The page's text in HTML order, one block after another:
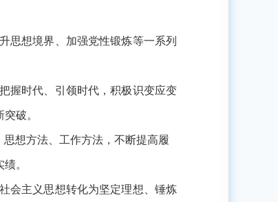
思想境界、加强党性锻炼等一系列
握时代、引领时代，积极识变应变
破。
想方法、工作方法，不断提高履
。
会主义思想转化为坚定理想、锤炼